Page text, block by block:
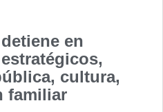
en
cultura,
familiar